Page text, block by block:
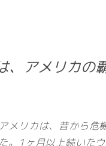
、アメリカの
メリカは、昔から危
。1ヶ月以上続いた